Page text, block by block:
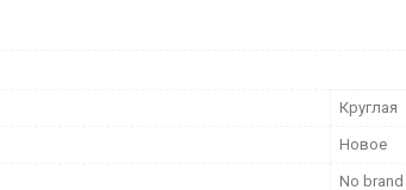
Круглая
Новое
No brand